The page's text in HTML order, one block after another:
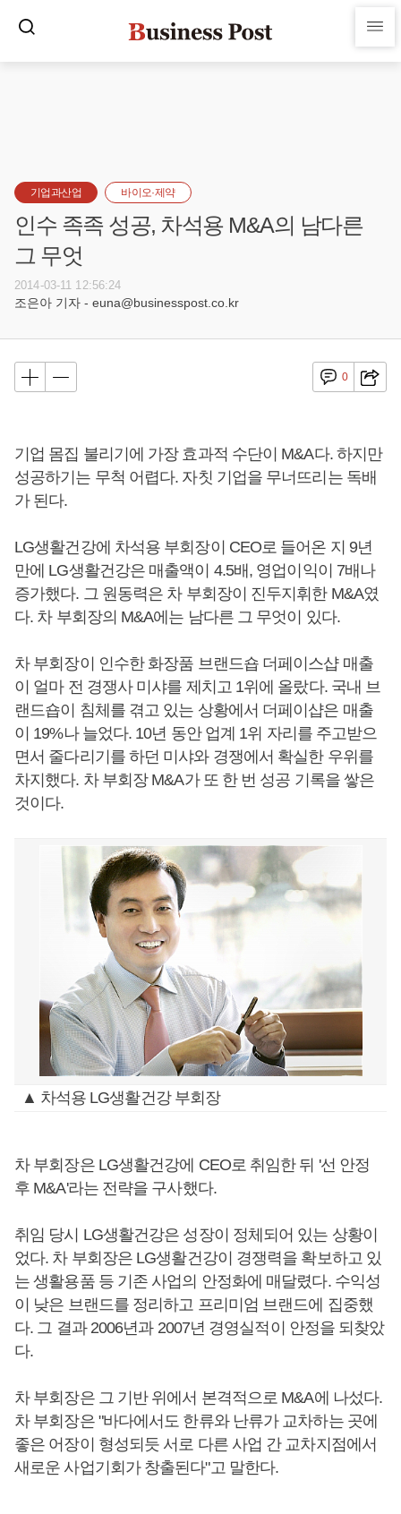
기업과산업 바이오·제약
인수 족족 성공, 차석용 M&A의 남다른
그 무엇
2014-03-11 12:56:24
조은아 기자 - euna@businesspost.co.kr
0
기업 몸집 불리기에 가장 효과적 수단이 M&A다. 하지만
성공하기는 무척 어렵다. 자칫 기업을 무너뜨리는 독배
가 된다.
LG생활건강에 차석용 부회장이 CEO로 들어온 지 9년
만에 LG생활건강은 매출액이 4.5배, 영업이익이 7배나
증가했다. 그 원동력은 차 부회장이 진두지휘한 M&A였
다. 차 부회장의 M&A에는 남다른 그 무엇이 있다.
차 부회장이 인수한 화장품 브랜드숍 더페이스샵 매출
이 얼마 전 경쟁사 미샤를 제치고 1위에 올랐다. 국내 브
랜드숍이 침체를 겪고 있는 상황에서 더페이샵은 매출
이 19%나 늘었다. 10년 동안 업계 1위 자리를 주고받으
면서 줄다리기를 하던 미샤와 경쟁에서 확실한 우위를
차지했다. 차 부회장 M&A가 또 한 번 성공 기록을 쌓은
것이다.
▲ 차석용 LG생활건강 부회장
차 부회장은 LG생활건강에 CEO로 취임한 뒤 '선 안정
후 M&A'라는 전략을 구사했다.
취임 당시 LG생활건강은 성장이 정체되어 있는 상황이
었다. 차 부회장은 LG생활건강이 경쟁력을 확보하고 있
는 생활용품 등 기존 사업의 안정화에 매달렸다. 수익성
이 낮은 브랜드를 정리하고 프리미엄 브랜드에 집중했
다. 그 결과 2006년과 2007년 경영실적이 안정을 되찾았
다.
차 부회장은 그 기반 위에서 본격적으로 M&A에 나섰다.
차 부회장은 "바다에서도 한류와 난류가 교차하는 곳에
좋은 어장이 형성되듯 서로 다른 사업 간 교차지점에서
새로운 사업기회가 창출된다"고 말한다.